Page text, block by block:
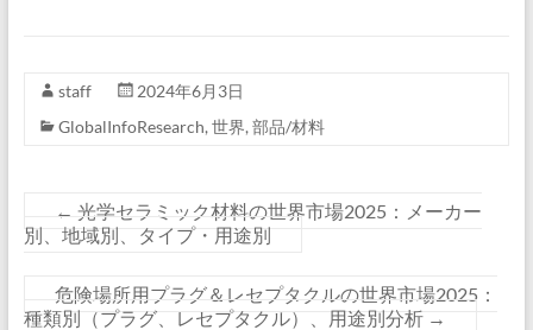
staff
2024年6月3日
GlobalInfoResearch, 世界, 部品/材料
← 光学セラミック材料の世界市場2025：メーカー
別、地域別、タイプ・用途別
危険場所用プラグ＆レセプタクルの世界市場2025：
種類別（プラグ、レセプタクル）、用途別分析 →